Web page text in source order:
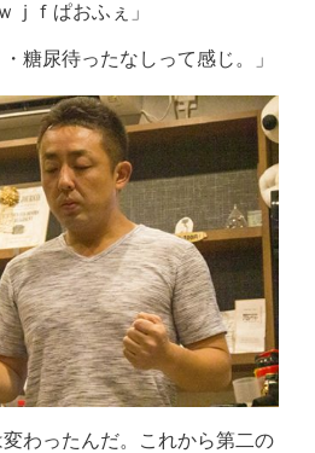
ｊｆぱおふぇ」
糖尿待ったなしって感じ。」
変わったんだ。これから第二の